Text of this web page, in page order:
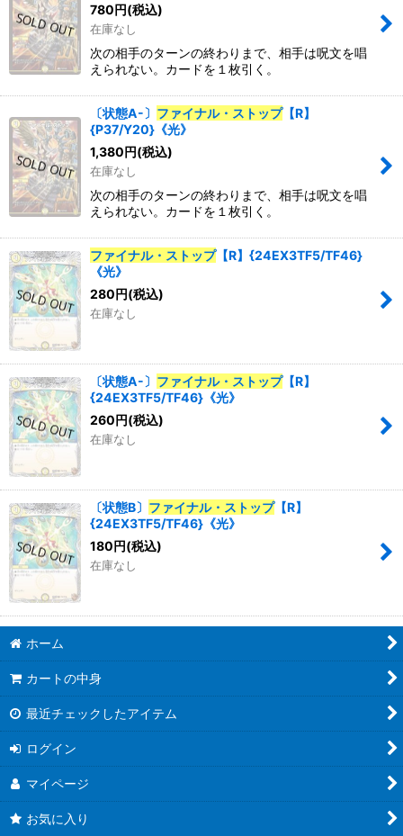
780円(税込)
在庫なし
次の相手のターンの終わりまで、相手は呪文を唱
えられない。カードを１枚引く。
〔状態A-〕 ファイナル・ストップ【R】
{P37/Y20}《光》
1,380円(税込)
在庫なし
次の相手のターンの終わりまで、相手は呪文を唱
えられない。カードを１枚引く。
ファイナル・ストップ【R】{24EX3TF5/TF46}
《光》
280円(税込)
在庫なし
〔状態A-〕 ファイナル・ストップ【R】
{24EX3TF5/TF46}《光》
260円(税込)
在庫なし
〔状態B〕 ファイナル・ストップ【R】
{24EX3TF5/TF46}《光》
180円(税込)
在庫なし
ホーム
カートの中身
最近チェックしたアイテム
ログイン
マイページ
お気に入り